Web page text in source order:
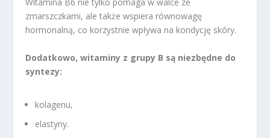
zmarszczkami, ale także wspiera równowagę
hormonalną, co korzystnie wpływa na kondycję skóry.
Dodatkowo, witaminy z grupy B są niezbędne do
syntezy:
kolagenu,
elastyny.